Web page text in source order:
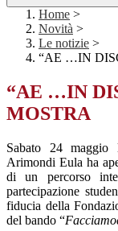
Home >
Novità >
Le notizie >
“AE …IN
“AE …IN
MOSTRA
Sabato 24 maggio
Arimondi Eula ha
di un percorso
partecipazione
fiducia della
del bando “